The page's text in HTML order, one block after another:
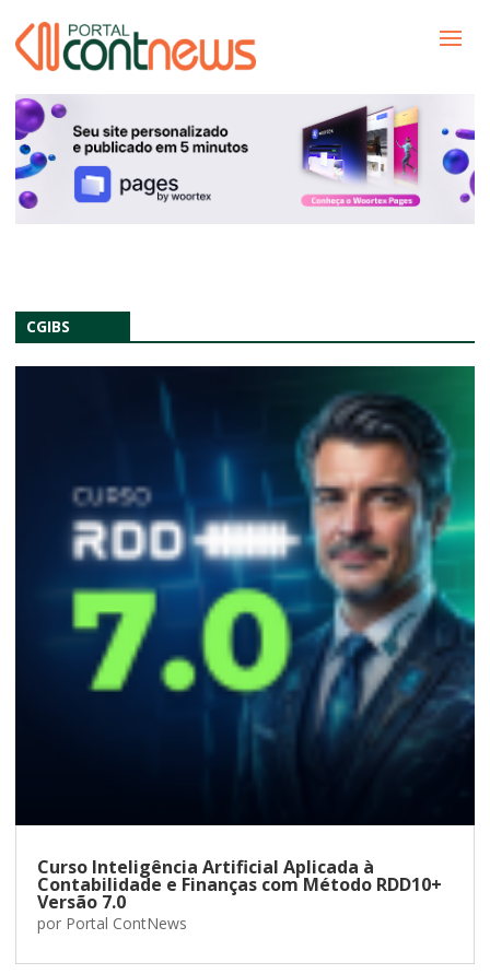
CGIBS
Curso Inteligência Artificial Aplicada à
Contabilidade e Finanças com Método RDD10+
Versão 7.0
por Portal ContNews